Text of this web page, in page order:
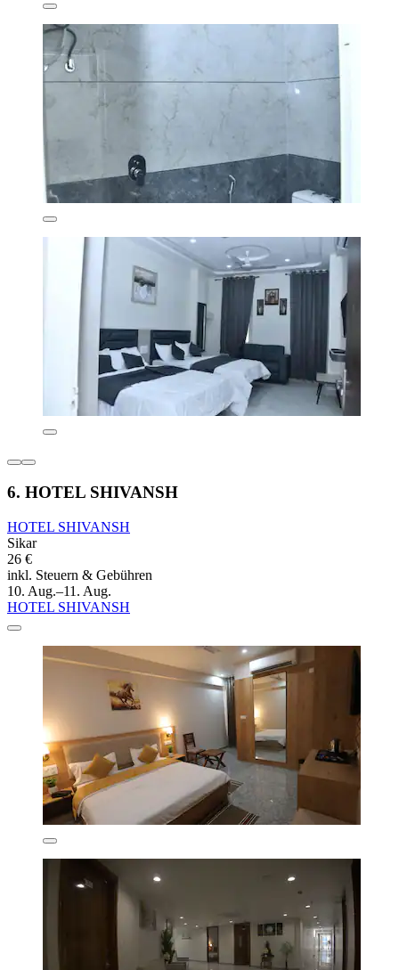
6. HOTEL SHIVANSH
HOTEL SHIVANSH
Sikar
26 €
inkl. Steuern & Gebühren
10. Aug.–11. Aug.
HOTEL SHIVANSH